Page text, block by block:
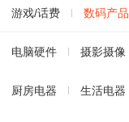
游戏/话费 数码产品
书籍音像 珠宝/首饰
电脑硬件 摄影摄像
厨房电器 生活电器